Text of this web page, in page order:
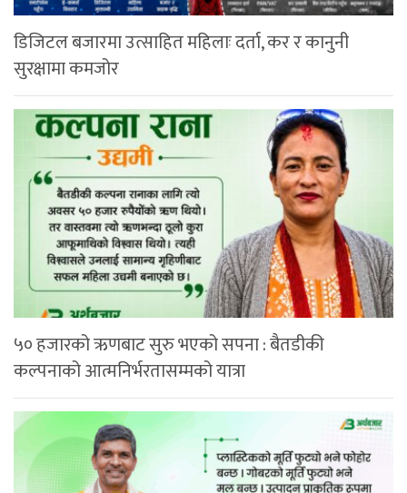
डिजिटल बजारमा उत्साहित महिलाः दर्ता, कर र कानुनी
सुरक्षामा कमजोर
५० हजारको ऋणबाट सुरु भएको सपना : बैतडीकी
कल्पनाको आत्मनिर्भरतासम्मको यात्रा